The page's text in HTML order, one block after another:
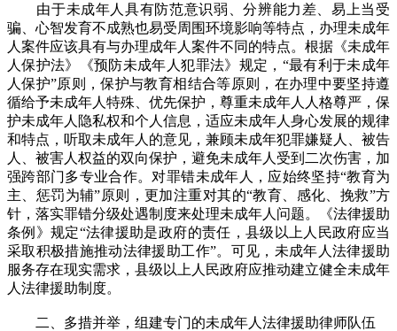
由于未成年人具有防范意识弱、分辨能力差、易上当受
骗、心智发育不成熟也易受周围环境影响等特点，办理未成年
人案件应该具有与办理成年人案件不同的特点。根据《未成年
人保护法》《预防未成年人犯罪法》规定，“最有利于未成年
人保护”原则，保护与教育相结合等原则，在办理中要坚持遵
循给予未成年人特殊、优先保护，尊重未成年人人格尊严，保
护未成年人隐私权和个人信息，适应未成年人身心发展的规律
和特点，听取未成年人的意见，兼顾未成年犯罪嫌疑人、被告
人、被害人权益的双向保护，避免未成年人受到二次伤害，加
强跨部门多专业合作。对罪错未成年人，应始终坚持“教育为
主、惩罚为辅”原则，更加注重对其的“教育、感化、挽救”方
针，落实罪错分级处遇制度来处理未成年人问题。《法律援助
条例》规定“法律援助是政府的责任，县级以上人民政府应当
采取积极措施推动法律援助工作”。可见，未成年人法律援助
服务存在现实需求，县级以上人民政府应推动建立健全未成年
人法律援助制度。
二、多措并举，组建专门的未成年人法律援助律师队伍